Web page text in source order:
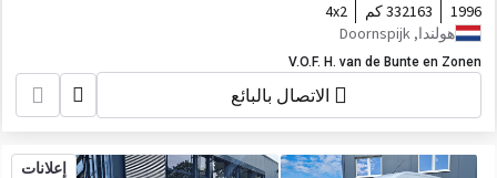
1996 332163 كم
4x2
هولندا, Doornspijk
V.O.F. H. van de Bunte en Zonen
الاتصال بالبائع
إعلانات